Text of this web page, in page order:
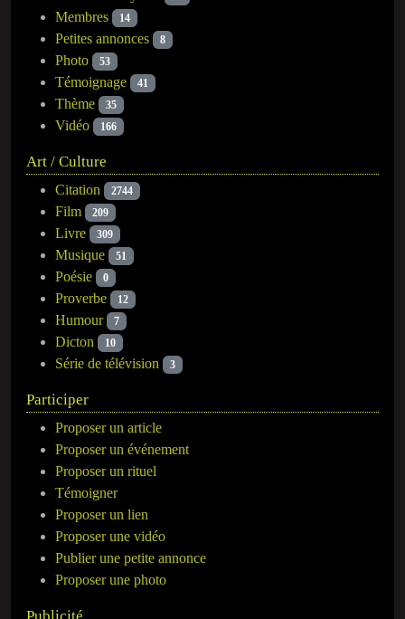
Membres 14
Petites annonces 8
Photo 53
Témoignage 41
Thème 35
Vidéo 166
Art / Culture
Citation 2744
Film 209
Livre 309
Musique 51
Poésie 0
Proverbe 12
Humour 7
Dicton 10
Série de télévision 3
Participer
Proposer un article
Proposer un événement
Proposer un rituel
Témoigner
Proposer un lien
Proposer une vidéo
Publier une petite annonce
Proposer une photo